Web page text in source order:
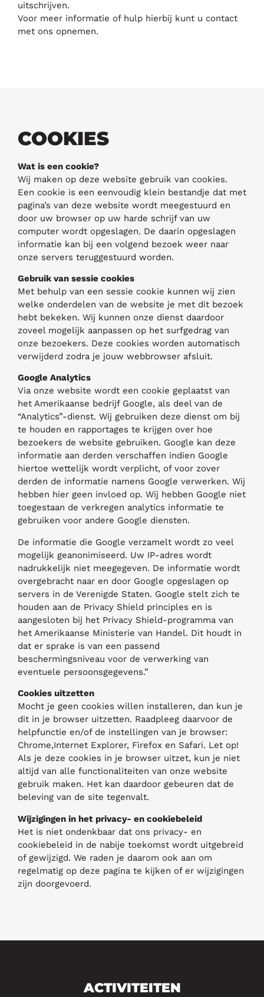
uitschrijven.
Voor meer informatie of hulp hierbij kunt u contact
met ons opnemen.
COOKIES
Wat is een cookie?
Wij maken op deze website gebruik van cookies.
Een cookie is een eenvoudig klein bestandje dat met
pagina’s van deze website wordt meegestuurd en
door uw browser op uw harde schrijf van uw
computer wordt opgeslagen. De daarin opgeslagen
informatie kan bij een volgend bezoek weer naar
onze servers teruggestuurd worden.
Gebruik van sessie cookies
Met behulp van een sessie cookie kunnen wij zien
welke onderdelen van de website je met dit bezoek
hebt bekeken. Wij kunnen onze dienst daardoor
zoveel mogelijk aanpassen op het surfgedrag van
onze bezoekers. Deze cookies worden automatisch
verwijderd zodra je jouw webbrowser afsluit.
Google Analytics
Via onze website wordt een cookie geplaatst van
het Amerikaanse bedrijf Google, als deel van de
“Analytics”-dienst. Wij gebruiken deze dienst om bij
te houden en rapportages te krijgen over hoe
bezoekers de website gebruiken. Google kan deze
informatie aan derden verschaffen indien Google
hiertoe wettelijk wordt verplicht, of voor zover
derden de informatie namens Google verwerken. Wij
hebben hier geen invloed op. Wij hebben Google niet
toegestaan de verkregen analytics informatie te
gebruiken voor andere Google diensten.
De informatie die Google verzamelt wordt zo veel
mogelijk geanonimiseerd. Uw IP-adres wordt
nadrukkelijk niet meegegeven. De informatie wordt
overgebracht naar en door Google opgeslagen op
servers in de Verenigde Staten. Google stelt zich te
houden aan de Privacy Shield principles en is
aangesloten bij het Privacy Shield-programma van
het Amerikaanse Ministerie van Handel. Dit houdt in
dat er sprake is van een passend
beschermingsniveau voor de verwerking van
eventuele persoonsgegevens.”
Cookies uitzetten
Mocht je geen cookies willen installeren, dan kun je
dit in je browser uitzetten. Raadpleeg daarvoor de
helpfunctie en/of de instellingen van je browser:
Chrome,Internet Explorer, Firefox en Safari. Let op!
Als je deze cookies in je browser uitzet, kun je niet
altijd van alle functionaliteiten van onze website
gebruik maken. Het kan daardoor gebeuren dat de
beleving van de site tegenvalt.
Wijzigingen in het privacy- en cookiebeleid
Het is niet ondenkbaar dat ons privacy- en
cookiebeleid in de nabije toekomst wordt uitgebreid
of gewijzigd. We raden je daarom ook aan om
regelmatig op deze pagina te kijken of er wijzigingen
zijn doorgevoerd.
ACTIVITEITEN